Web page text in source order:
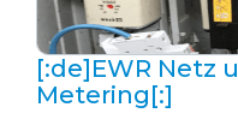
[:de]EWR Netz
Metering[:]